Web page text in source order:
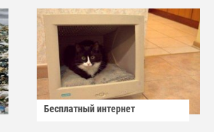
Бесплатный интернет